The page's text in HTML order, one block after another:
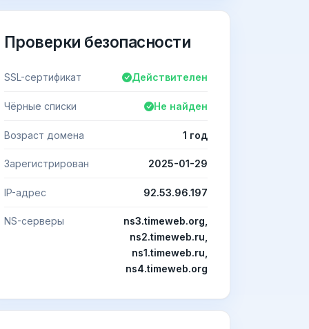
Проверки безопасности
SSL-сертификат Действителен
Чёрные списки Не найден
Возраст домена 1 год
Зарегистрирован 2025-01-29
IP-адрес 92.53.96.197
NS-серверы
ns3.timeweb.org,
ns2.timeweb.ru,
ns1.timeweb.ru,
ns4.timeweb.org